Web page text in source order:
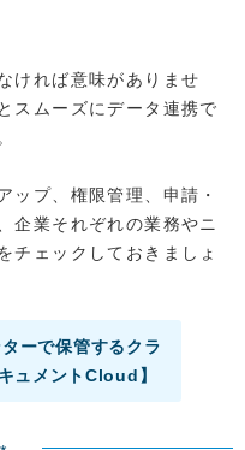
ければ意味がありませ
スムーズにデータ連携で
ップ、権限管理、申請・
企業それぞれの業務やニ
チェックしておきましょ
ーで保管するクラ
ュメントCloud】